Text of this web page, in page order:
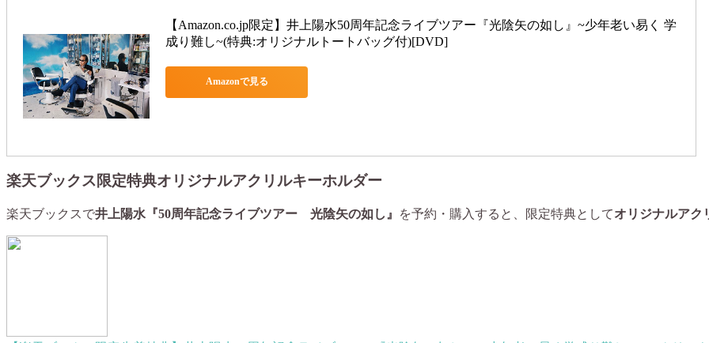
【Amazon.co.jp限定】井上陽水50周年記念ライブツアー『光陰矢の如し』~少年老い易く 学
成り難し~(特典:オリジナルトートバッグ付)[DVD]
Amazonで見る
楽天ブックス限定特典オリジナルアクリルキーホルダー
楽天ブックスで井上陽水『50周年記念ライブツアー 光陰矢の如し』 を予約・購入すると、限定特典としてオリジナルアク